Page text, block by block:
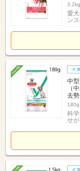
愛
ン
中
（
去
科
せ